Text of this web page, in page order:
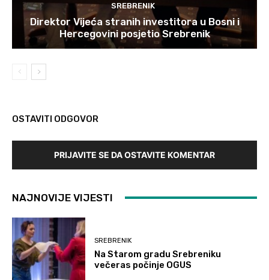
SREBRENIK
Direktor Vijeća stranih investitora u Bosni i
Hercegovini posjetio Srebrenik
OSTAVITI ODGOVOR
PRIJAVITE SE DA OSTAVITE KOMENTAR
NAJNOVIJE VIJESTI
SREBRENIK
Na Starom gradu Srebreniku
večeras počinje OGUS